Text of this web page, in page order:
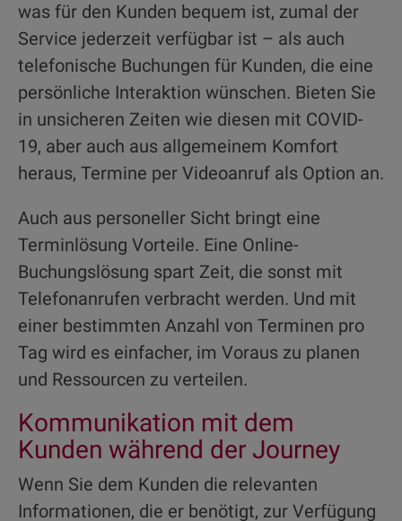
was für den Kunden bequem ist, zumal der
Service jederzeit verfügbar ist – als auch
telefonische Buchungen für Kunden, die eine
persönliche Interaktion wünschen. Bieten Sie
in unsicheren Zeiten wie diesen mit COVID-
19, aber auch aus allgemeinem Komfort
heraus, Termine per Videoanruf als Option an.
Auch aus personeller Sicht bringt eine
Terminlösung Vorteile. Eine Online-
Buchungslösung spart Zeit, die sonst mit
Telefonanrufen verbracht werden. Und mit
einer bestimmten Anzahl von Terminen pro
Tag wird es einfacher, im Voraus zu planen
und Ressourcen zu verteilen.
Kommunikation mit dem
Kunden während der Journey
Wenn Sie dem Kunden die relevanten
Informationen, die er benötigt, zur Verfügung